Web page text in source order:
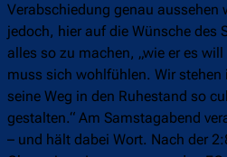
Verabschiedung genau aussehen
jedoch, hier auf die Wünsche des
alles so zu machen, „wie er es
muss sich wohlfühlen. Wir
seine Weg in den Ruhestand so
gestalten.“ Am Samstagabend
– und hält dabei Wort. Nach der